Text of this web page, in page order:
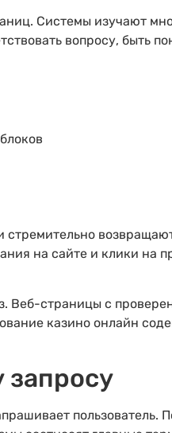
Системы изучают
вопросу, быть
на сайте и клики на
Веб-страницы с
казино онлайн
запросу